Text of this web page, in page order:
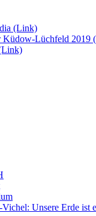
(Link)
Küdow-Lüchfeld 2019
Unsere Erde ist